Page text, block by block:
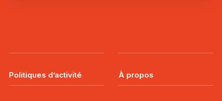
Politiques d’activité À propos